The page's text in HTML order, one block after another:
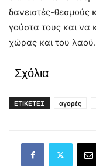
δανειστές-θεσμούς
γούστα τους και να
χώρας και του λαού.
Σχόλια
ΕΤΙΚΕΤΕΣ αγορές